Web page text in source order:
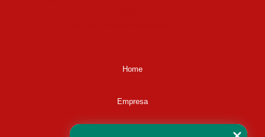
Home
Empresa